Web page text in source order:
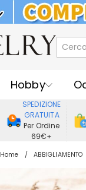
KLARNA:
Hobby
Ricevente
Gioielli
SPEDIZIONE
GRATUITA
Per Ordine
69€+
Home ABBIGLIAMENTO